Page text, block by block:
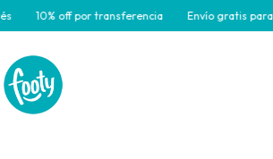
10% off por transferencia Envío gratis para